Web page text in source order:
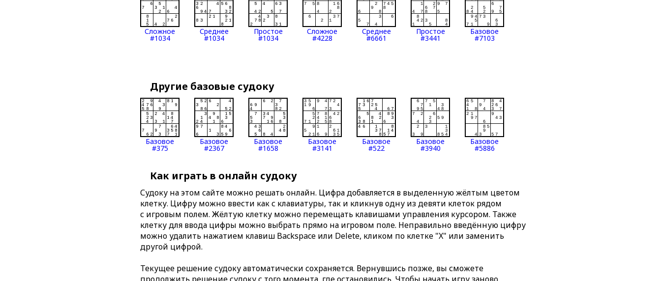
Сложное
#1034
Среднее
#1034
Простое
#1034
Сложное
#4228
Среднее
#6661
Простое
#3441
Базовое
#7103
Другие базовые судоку
Базовое
#375
Базовое
#2367
Базовое
#1658
Базовое
#3141
Базовое
#522
Базовое
#3940
Базовое
#5886
Как играть в онлайн судоку
Судоку на этом сайте можно решать онлайн. Цифра добавляется в выделенную жёлтым цветом
клетку. Цифру можно ввести как с клавиатуры, так и кликнув одну из девяти клеток рядом
с игровым полем. Жёлтую клетку можно перемещать клавишами управления курсором. Также
клетку для ввода цифры можно выбрать прямо на игровом поле. Неправильно введённую цифру
можно удалить нажатием клавиш Backspace или Delete, кликом по клетке "X" или заменить
другой цифрой.
Текущее решение судоку автоматически сохраняется. Вернувшись позже, вы сможете